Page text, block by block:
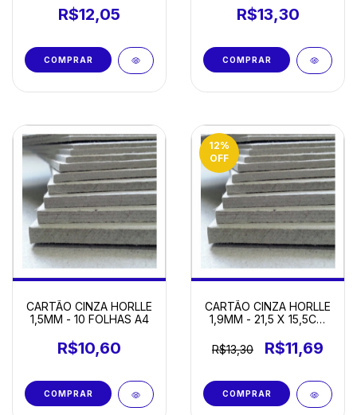
R$12,05 R$13,30
CARTÃO CINZA HORLLE
1,5MM - 10 FOLHAS A4
R$10,60
12%
OFF
CARTÃO CINZA HORLLE
1,9MM - 21,5 X 15,5CM
R$13,30
R$11,69